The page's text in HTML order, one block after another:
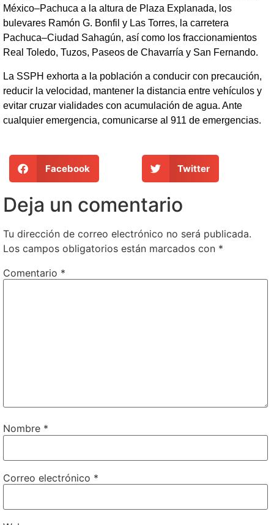
México–Pachuca a la altura de Plaza Explanada, los
bulevares Ramón G. Bonfil y Las Torres, la carretera
Pachuca–Ciudad Sahagún, así como los fraccionamientos
Real Toledo, Tuzos, Paseos de Chavarría y San Fernando.
La SSPH exhorta a la población a conducir con precaución,
reducir la velocidad, mantener la distancia entre vehículos y
evitar cruzar vialidades con acumulación de agua. Ante
cualquier emergencia, comunicarse al 911 de emergencias.
Facebook Twitter
Deja un comentario
Tu dirección de correo electrónico no será publicada.
Los campos obligatorios están marcados con *
Comentario *
Nombre *
Correo electrónico *